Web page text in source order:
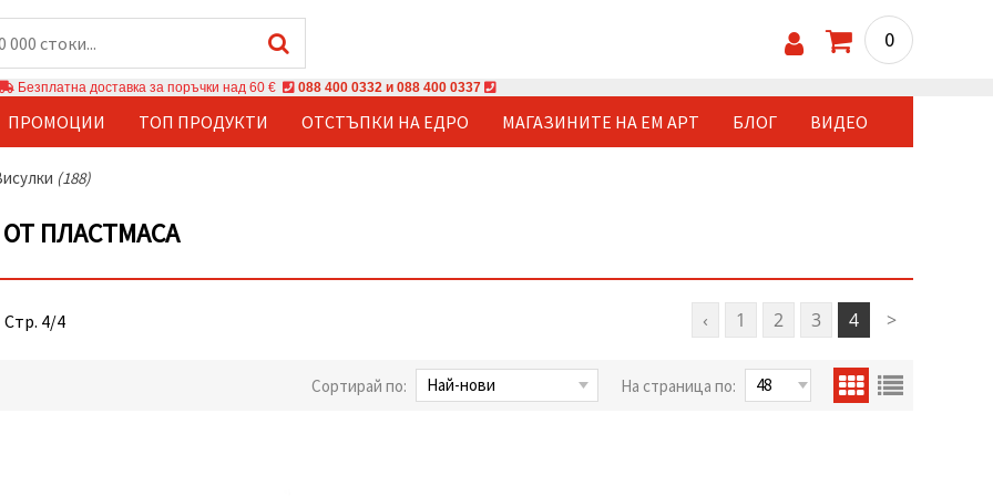
0
Безплатна доставка за поръчки над 60 € 088 400 0332 и 088 400 0337
ПРОМОЦИИ ТОП ПРОДУКТИ ОТСТЪПКИ НА ЕДРО МАГАЗИНИТЕ НА ЕМ АРТ БЛОГ ВИДЕО
(188)
ПЛАСТМАСА
‹ 1 2 3 4 >
Стр. 4/4
Сортирай по: На страница по: